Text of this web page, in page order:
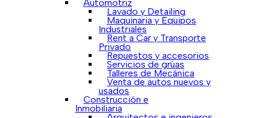
Automotriz
Lavado y Detailing
Maquinaria y Equipos
Industriales
Rent a Car y Transporte
Privado
Repuestos y accesorios
Servicios de grúas
Talleres de Mecánica
Venta de autos nuevos y
usados
Construcción e
Inmobiliaria